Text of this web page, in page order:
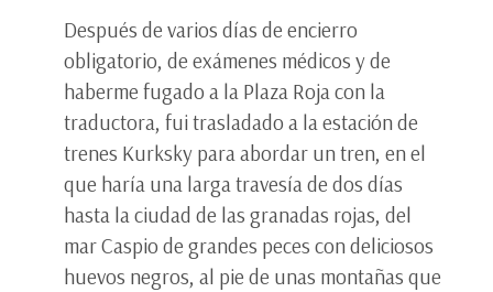
Después de varios días de encierro
obligatorio, de exámenes médicos y de
haberme fugado a la Plaza Roja con la
traductora, fui trasladado a la estación de
trenes Kurksky para abordar un tren, en el
que haría una larga travesía de dos días
hasta la ciudad de las granadas rojas, del
mar Caspio de grandes peces con deliciosos
huevos negros, al pie de unas montañas que